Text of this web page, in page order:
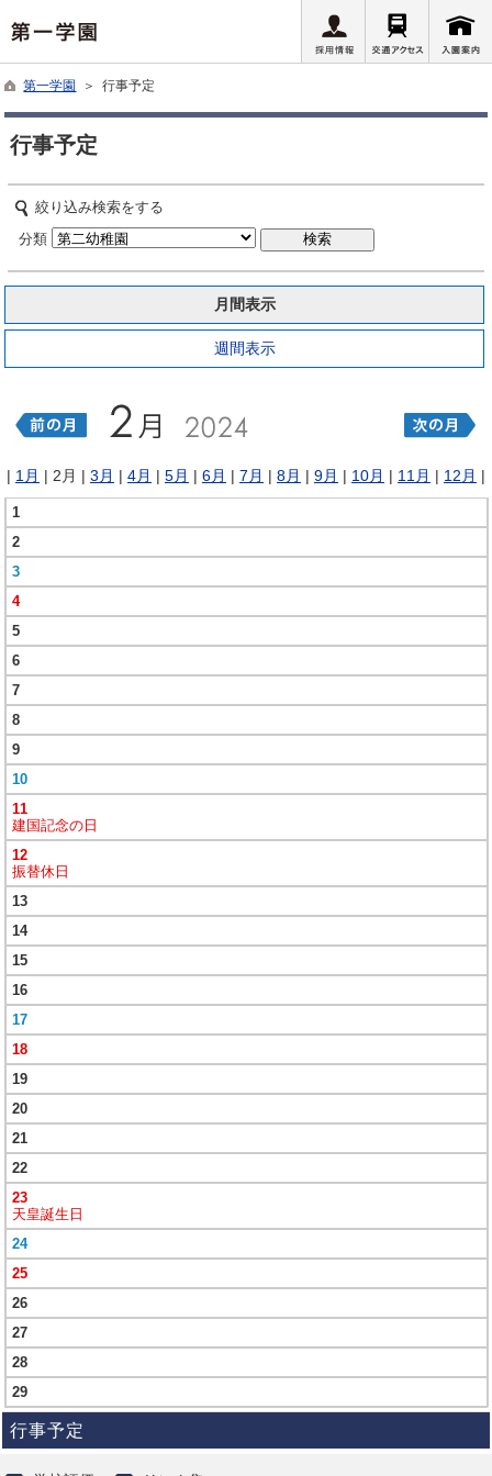
第一学園 ＞ 行事予定
行事予定
絞り込み検索をする
分類
月間表示
週間表示
| 1月 | 2月 | 3月 | 4月 | 5月 | 6月 | 7月 | 8月 | 9月 | 10月 | 11月 | 12月 |
1
2
3
4
5
6
7
8
9
10
11
建国記念の日
12
振替休日
13
14
15
16
17
18
19
20
21
22
23
天皇誕生日
24
25
26
27
28
29
行事予定